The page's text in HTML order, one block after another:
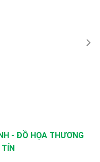
- ĐỒ HỌA THƯƠNG